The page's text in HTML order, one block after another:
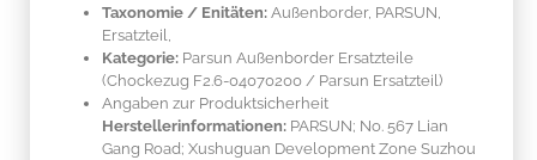
Taxonomie / Enitäten: Außenborder, PARSUN,
Ersatzteil,
Kategorie: Parsun Außenborder Ersatzteile
(Chockezug F2.6-04070200 / Parsun Ersatzteil)
Angaben zur Produktsicherheit
Herstellerinformationen: PARSUN; No. 567 Lian
Gang Road; Xushuguan Development Zone Suzhou